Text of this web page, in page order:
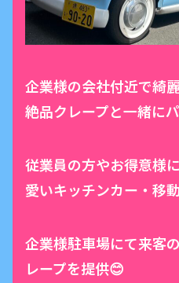
企業様の会社付近で綺
絶品クレープと一緒に
従業員の方やお得意様
愛いキッチンカー・移
企業様駐車場にて来客
レープを提供😊